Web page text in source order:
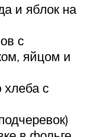
и яблок на
с
яйцом и
хлеба с